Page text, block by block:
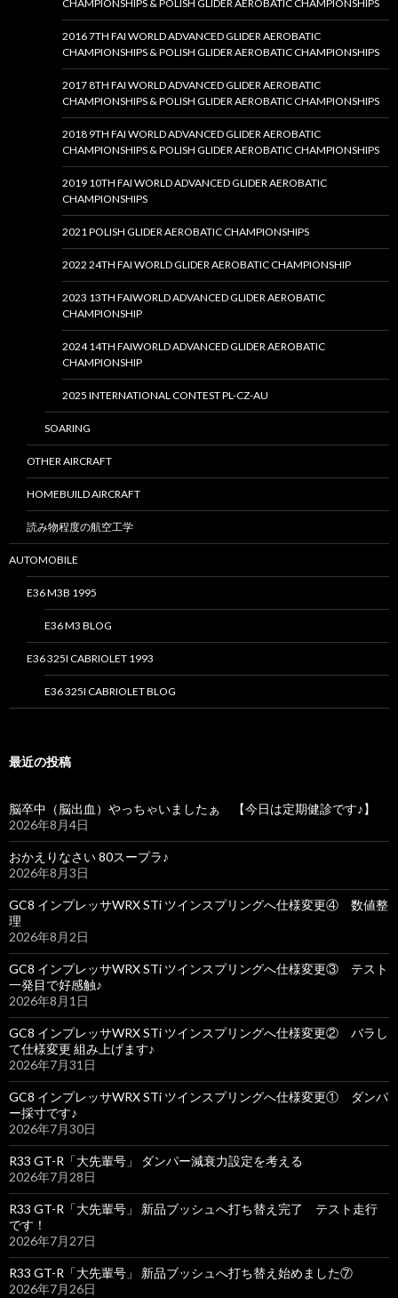
CHAMPIONSHIPS & POLISH GLIDER AEROBATIC CHAMPIONSHIPS
2016 7TH FAI WORLD ADVANCED GLIDER AEROBATIC
CHAMPIONSHIPS & POLISH GLIDER AEROBATIC CHAMPIONSHIPS
2017 8TH FAI WORLD ADVANCED GLIDER AEROBATIC
CHAMPIONSHIPS & POLISH GLIDER AEROBATIC CHAMPIONSHIPS
2018 9TH FAI WORLD ADVANCED GLIDER AEROBATIC
CHAMPIONSHIPS & POLISH GLIDER AEROBATIC CHAMPIONSHIPS
2019 10TH FAI WORLD ADVANCED GLIDER AEROBATIC
CHAMPIONSHIPS
2021 POLISH GLIDER AEROBATIC CHAMPIONSHIPS
2022 24TH FAI WORLD GLIDER AEROBATIC CHAMPIONSHIP
2023 13TH FAIWORLD ADVANCED GLIDER AEROBATIC
CHAMPIONSHIP
2024 14TH FAIWORLD ADVANCED GLIDER AEROBATIC
CHAMPIONSHIP
2025 INTERNATIONAL CONTEST PL-CZ-AU
SOARING
OTHER AIRCRAFT
HOMEBUILD AIRCRAFT
読み物程度の航空工学
AUTOMOBILE
E36 M3B 1995
E36 M3 BLOG
E36 325I CABRIOLET 1993
E36 325I CABRIOLET BLOG
最近の投稿
脳卒中（脳出血）やっちゃいましたぁ 【今日は定期健診です♪】
2026年8月4日
おかえりなさい 80スープラ♪
2026年8月3日
GC8 インプレッサWRX STi ツインスプリングへ仕様変更④ 数値整
理
2026年8月2日
GC8 インプレッサWRX STi ツインスプリングへ仕様変更③ テスト
一発目で好感触♪
2026年8月1日
GC8 インプレッサWRX STi ツインスプリングへ仕様変更② バラし
て仕様変更 組み上げます♪
2026年7月31日
GC8 インプレッサWRX STi ツインスプリングへ仕様変更① ダンパ
ー採寸です♪
2026年7月30日
R33 GT-R「大先輩号」 ダンパー減衰力設定を考える
2026年7月28日
R33 GT-R「大先輩号」 新品ブッシュへ打ち替え完了 テスト走行
です！
2026年7月27日
R33 GT-R「大先輩号」 新品ブッシュへ打ち替え始めました⑦
2026年7月26日